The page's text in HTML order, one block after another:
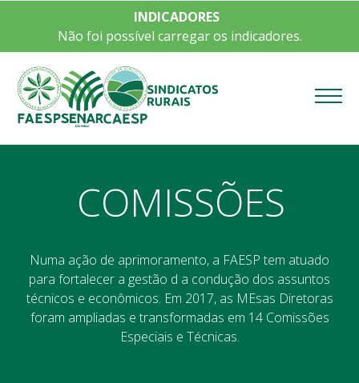
INDICADORES
Não foi possível carregar os indicadores.
COMISSÕES
Numa ação de aprimoramento, a FAESP tem atuado
para fortalecer a gestão d a condução dos assuntos
técnicos e econômicos. Em 2017, as MEsas Diretoras
foram ampliadas e transformadas em 14 Comissões
Especiais e Técnicas.